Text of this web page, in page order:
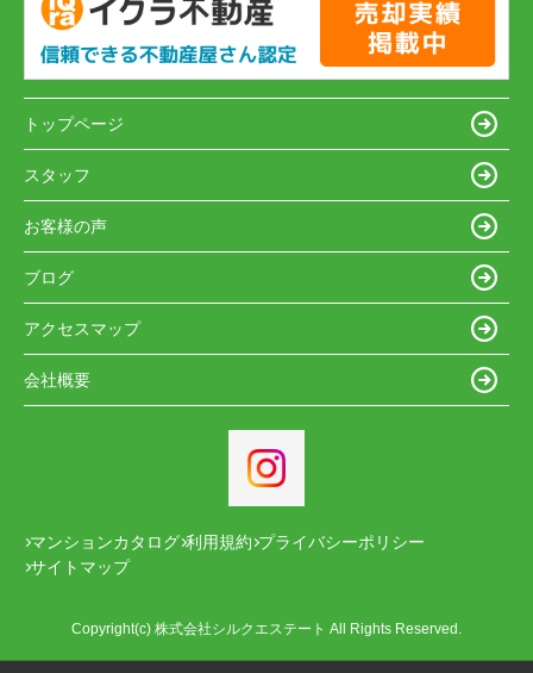
トップページ
スタッフ
お客様の声
ブログ
アクセスマップ
会社概要
マンションカタログ 利用規約 プライバシーポリシー
サイトマップ
Copyright(c) 株式会社シルクエステート All Rights Reserved.